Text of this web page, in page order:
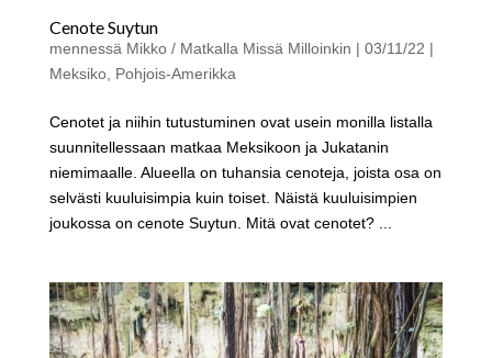
Cenote Suytun
mennessä Mikko / Matkalla Missä Milloinkin | 03/11/22 |
Meksiko, Pohjois-Amerikka
Cenotet ja niihin tutustuminen ovat usein monilla listalla
suunnitellessaan matkaa Meksikoon ja Jukatanin
niemimaalle. Alueella on tuhansia cenoteja, joista osa on
selvästi kuuluisimpia kuin toiset. Näistä kuuluisimpien
joukossa on cenote Suytun. Mitä ovat cenotet? ...